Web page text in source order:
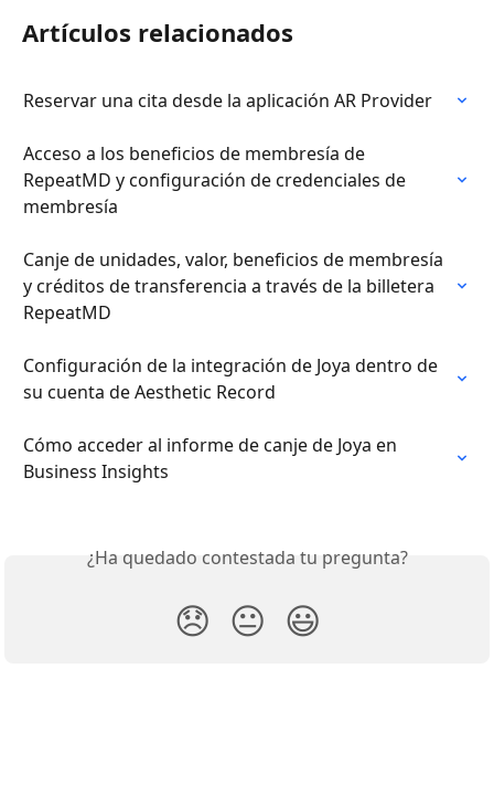
Artículos relacionados
Reservar una cita desde la aplicación AR Provider
Acceso a los beneficios de membresía de
RepeatMD y configuración de credenciales de
membresía
Canje de unidades, valor, beneficios de membresía
y créditos de transferencia a través de la billetera
RepeatMD
Configuración de la integración de Joya dentro de
su cuenta de Aesthetic Record
Cómo acceder al informe de canje de Joya en
Business Insights
¿Ha quedado contestada tu pregunta?
😞 😐 😃